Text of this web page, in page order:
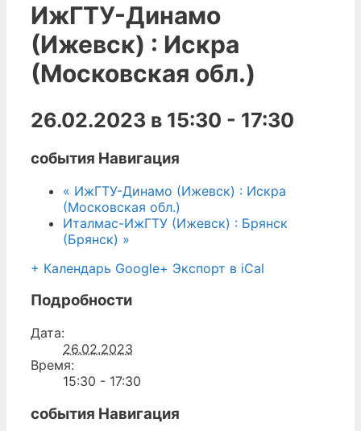
ИжГТУ-Динамо
(Ижевск) : Искра
(Московская обл.)
26.02.2023 в 15:30 - 17:30
события Навигация
« ИжГТУ-Динамо (Ижевск) : Искра
(Московская обл.)
Италмас-ИжГТУ (Ижевск) : Брянск
(Брянск) »
+ Календарь Google+ Экспорт в iCal
Подробности
Дата:
26.02.2023
Время:
15:30 - 17:30
события Навигация